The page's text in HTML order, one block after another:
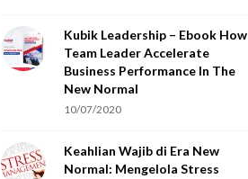
Kubik Leadership – Ebook How
Team Leader Accelerate
Business Performance In The
New Normal
10/07/2020
Keahlian Wajib di Era New
Normal: Mengelola Stress